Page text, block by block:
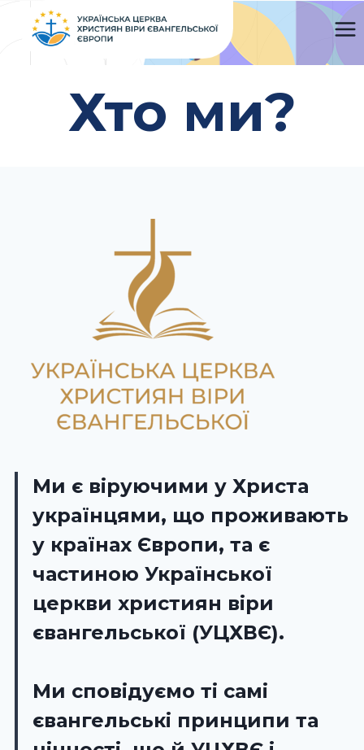
Перейти
вмісту
Хто ми?
Ми є віруючими у Христа
українцями, що проживають
у країнах Європи, та є
частиною Української
церкви християн віри
євангельської (УЦХВЄ).
Ми сповідуємо ті самі
євангельські принципи та